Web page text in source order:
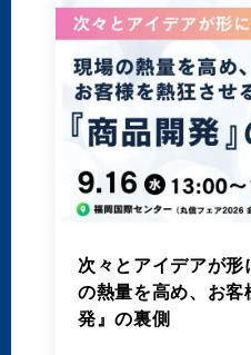
次々とアイデアが
の熱量を高め、お客
発』の裏側